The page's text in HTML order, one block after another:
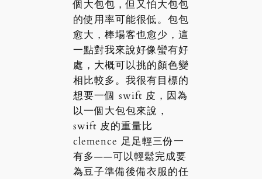
個大包包，但又怕大包包
的使用率可能很低。包包
愈大，棒場客也愈少，這
一點對我來說好像蠻有好
處，大概可以挑的顏色變
相比較多。我很有目標的
想要一個 swift 皮，因為
以一個大包包來說，
swift 皮的重量比
clemence 足足輕三份一
有多——可以輕鬆完成要
為豆子準備後備衣服的任